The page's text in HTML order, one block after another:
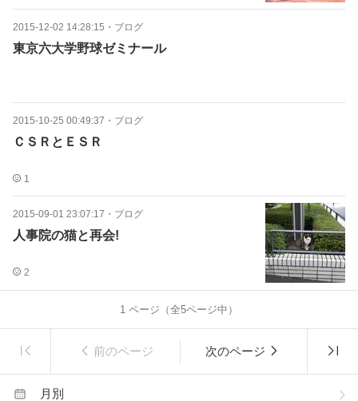
2015-12-02 14:28:15 ・ ブログ
東京六大学野球ゼミナール
2015-10-25 00:49:37 ・ ブログ
ＣＳＲとＥＳＲ
1
2015-09-01 23:07:17 ・ ブログ
人事院の猫と再会!
2
1 ページ（全5ページ中）
前のページ 次のページ
月別